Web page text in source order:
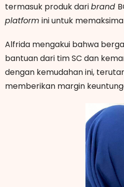
termasuk produk daribrand
platform ini untuk
Alfrida mengakui bahwa
bantuan dari tim SC dan
dengan kemudahan ini,
memberikan margin